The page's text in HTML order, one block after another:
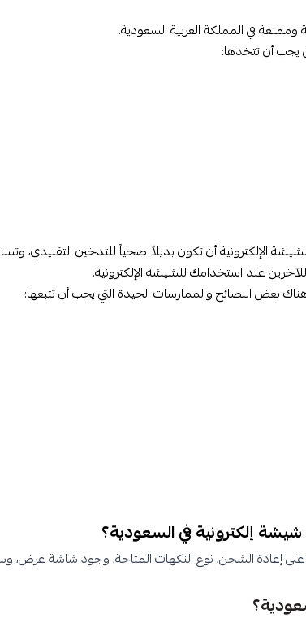
في المملكة العربية السعودية.
يجب أن تتخذها:
الإلكترونية أن تكون بديلاً صحياً للتدخين التقليدي،
عند استخدامك للشيشة الإلكترونية.
بعض النصائح والممارسات الجيدة التي يجب أن تتبعها:
إعادة الشحن، نوع النكهات المتاحة، وجود شاشة عرض،